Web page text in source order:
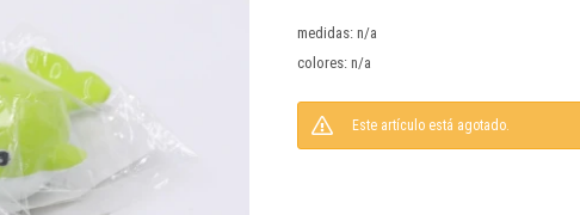
medidas: n/a
colores: n/a
Este artículo está agotado.